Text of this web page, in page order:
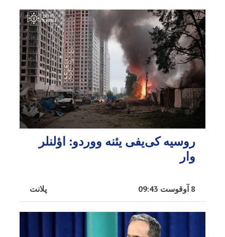
روسیه کی‌یفی یئنه ووردو: اؤلنلر
وار
پلانت 8 آوقوست 09:43